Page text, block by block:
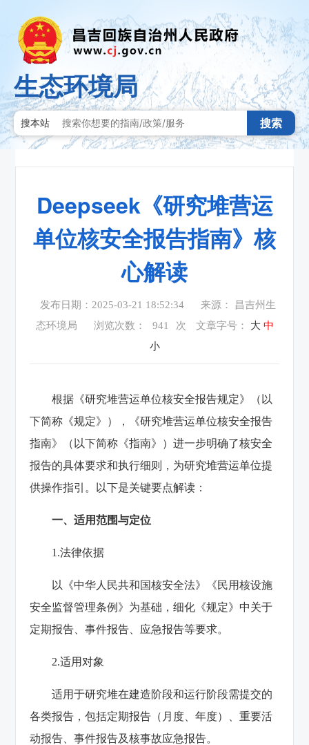
生态环境局
搜本站 搜索
Deepseek《研究堆营运
单位核安全报告指南》核
心解读
发布日期：2025-03-21 18:52:34
来源： 昌吉州生
态环境局
浏览次数： 941 次 文章字号： 大 中
小
根据《研究堆营运单位核安全报告规定》（以
下简称《规定》），《研究堆营运单位核安全报告
指南》（以下简称《指南》）进一步明确了核安全
报告的具体要求和执行细则，为研究堆营运单位提
供操作指引。以下是关键要点解读：
一、适用范围与定位
1‌.法律依据‌
以《中华人民共和国核安全法》《民用核设施
安全监督管理条例》为基础，细化《规定》中关于
定期报告、事件报告、应急报告等要求‌。
2‌.适用对象‌
适用于研究堆在建造阶段和运行阶段需提交的
各类报告，包括定期报告（月度、年度）、重要活
动报告、事件报告及核事故应急报告‌。